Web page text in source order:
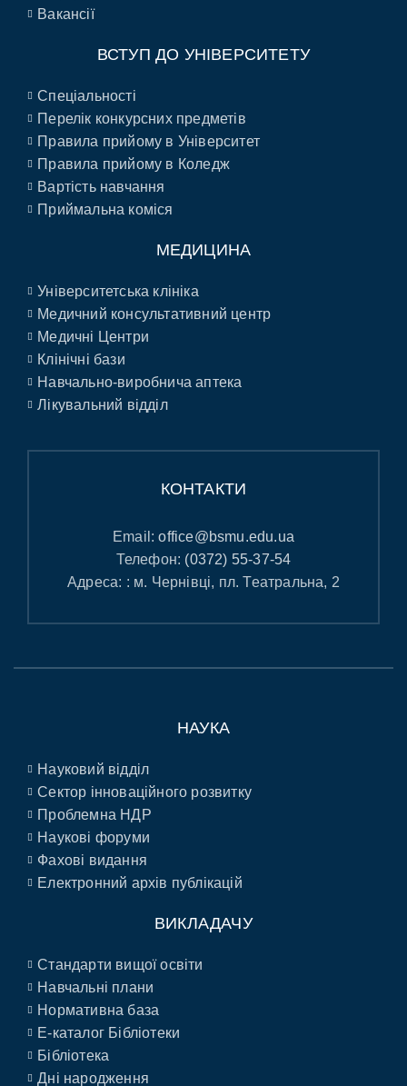
Вакансії
ВСТУП ДО УНІВЕРСИТЕТУ
Спеціальності
Перелік конкурсних предметів
Правила прийому в Університет
Правила прийому в Коледж
Вартість навчання
Приймальна коміся
МЕДИЦИНА
Університетська клініка
Медичний консультативний центр
Медичні Центри
Клінічні бази
Навчально-виробнича аптека
Лікувальний відділ
КОНТАКТИ
Email:office@bsmu.edu.ua
Телефон: (0372) 55-37-54
Адреса: : м. Чернівці, пл. Театральна, 2
НАУКА
Науковий відділ
Сектор інноваційного розвитку
Проблемна НДР
Наукові форуми
Фахові видання
Електронний архів публікацій
ВИКЛАДАЧУ
Стандарти вищої освіти
Навчальні плани
Нормативна база
E-каталог Бібліотеки
Бібліотека
Дні народження